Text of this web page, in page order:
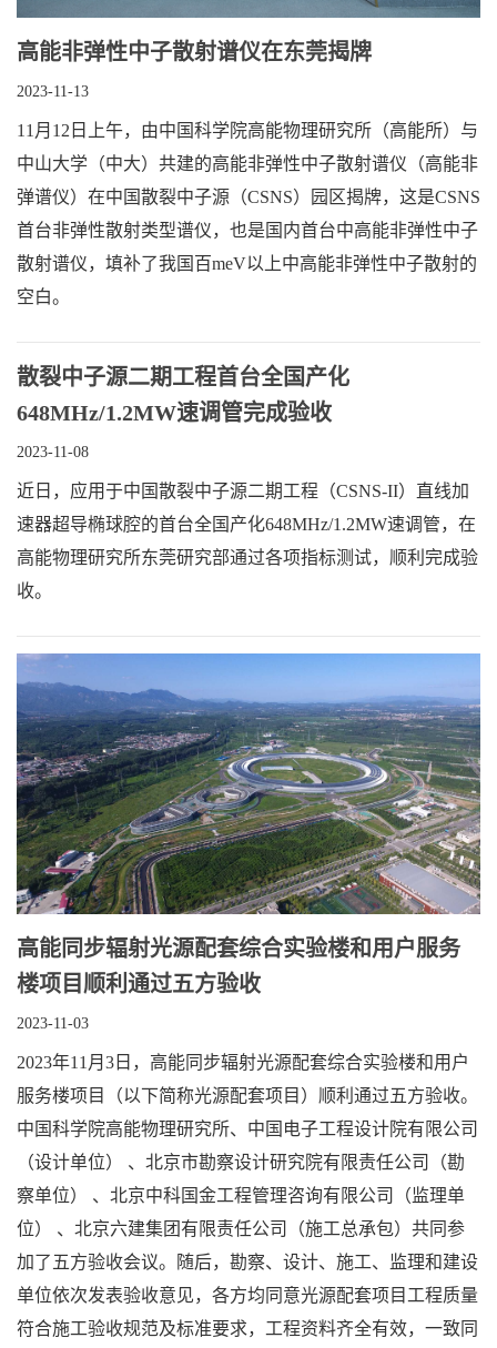
高能非弹性中子散射谱仪在东莞揭牌
2023-11-13
11月12日上午，由中国科学院高能物理研究所（高能所）与
中山大学（中大）共建的高能非弹性中子散射谱仪（高能非
弹谱仪）在中国散裂中子源（CSNS）园区揭牌，这是CSNS
首台非弹性散射类型谱仪，也是国内首台中高能非弹性中子
散射谱仪，填补了我国百meV以上中高能非弹性中子散射的
空白。
散裂中子源二期工程首台全国产化
648MHz/1.2MW速调管完成验收
2023-11-08
近日，应用于中国散裂中子源二期工程（CSNS-II）直线加
速器超导椭球腔的首台全国产化648MHz/1.2MW速调管，在
高能物理研究所东莞研究部通过各项指标测试，顺利完成验
收。
高能同步辐射光源配套综合实验楼和用户服务
楼项目顺利通过五方验收
2023-11-03
2023年11月3日，高能同步辐射光源配套综合实验楼和用户
服务楼项目（以下简称光源配套项目）顺利通过五方验收。
中国科学院高能物理研究所、中国电子工程设计院有限公司
（设计单位） 、北京市勘察设计研究院有限责任公司（勘
察单位） 、北京中科国金工程管理咨询有限公司（监理单
位） 、北京六建集团有限责任公司（施工总承包）共同参
加了五方验收会议。随后，勘察、设计、施工、监理和建设
单位依次发表验收意见，各方均同意光源配套项目工程质量
符合施工验收规范及标准要求，工程资料齐全有效，一致同